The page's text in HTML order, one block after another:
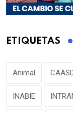
ETIQUETAS
Animal
INABIE